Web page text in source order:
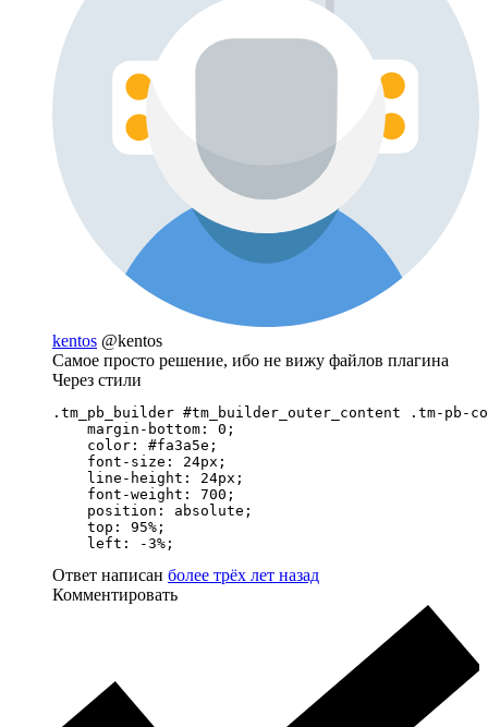
kentos @kentos
Самое просто решение, ибо не вижу файлов плагина
Через стили
.tm_pb_builder #tm_builder_outer_content .tm-pb-
    margin-bottom: 0;
    color: #fa3a5e;
    font-size: 24px;
    line-height: 24px;
    font-weight: 700;
    position: absolute;
    top: 95%;
    left: -3%;
Ответ написан более трёх лет назад
Комментировать